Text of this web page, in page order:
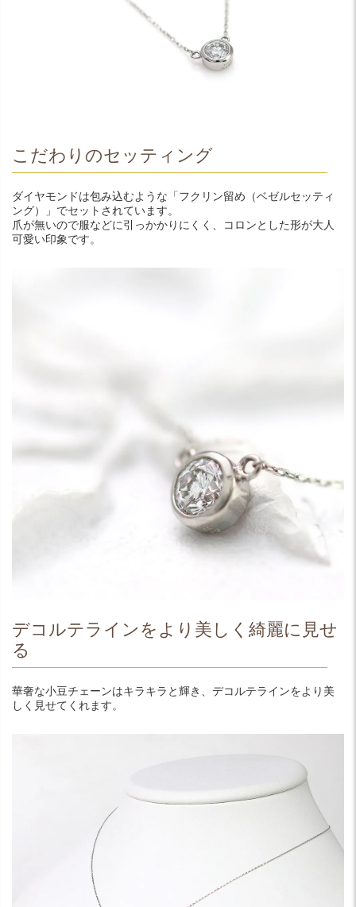
こだわりのセッティング
ダイヤモンドは包み込むような「フクリン留め（ベゼルセッティ
ング）」でセットされています。
爪が無いので服などに引っかかりにくく、コロンとした形が大人
可愛い印象です。
デコルテラインをより美しく綺麗に見せ
る
華奢な小豆チェーンはキラキラと輝き、デコルテラインをより美
しく見せてくれます。